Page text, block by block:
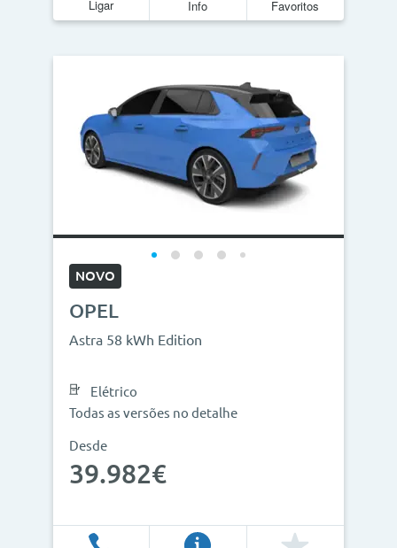
Ligar Info Favoritos
NOVO
OPEL
Astra 58 kWh Edition
Elétrico
Todas as versões no detalhe
Desde
39.982€